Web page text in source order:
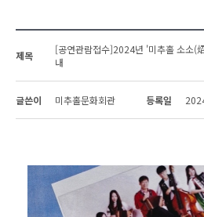
제목
[공연관람접수]2024년 '미추홀 소소(
내
글쓴이 미추홀문화회관 등록일